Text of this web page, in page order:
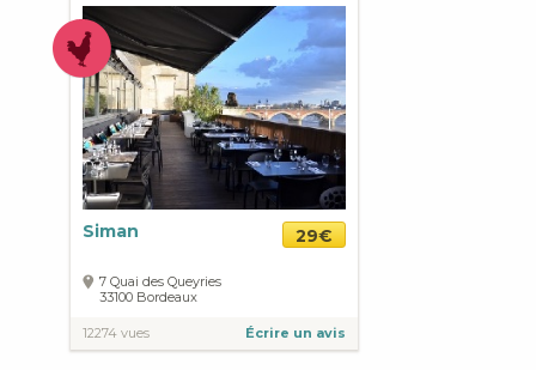
Siman 29€
7 Quai des Queyries
33100 Bordeaux
12274 vues Écrire un avis